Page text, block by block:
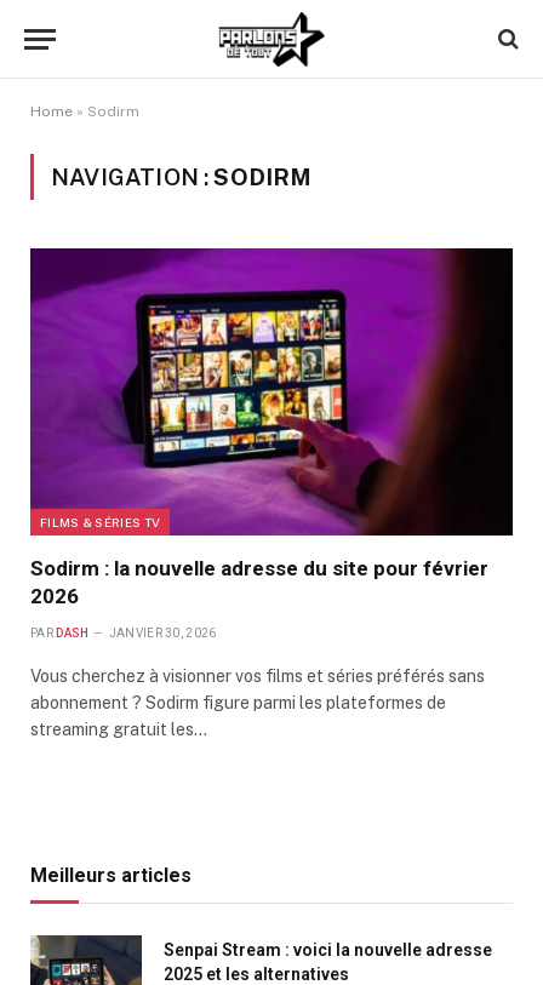
Home » Sodirm
NAVIGATION :SODIRM
FILMS & SÉRIES TV
Sodirm : la nouvelle adresse du site pour février
2026
PAR DASH JANVIER 30, 2026
Vous cherchez à visionner vos films et séries préférés sans
abonnement ? Sodirm figure parmi les plateformes de
streaming gratuit les…
Meilleurs articles
Senpai Stream : voici la nouvelle adresse
2025 et les alternatives